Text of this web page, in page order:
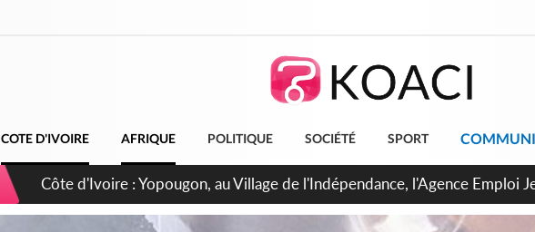
COTE D'IVOIRE AFRIQUE POLITIQUE SOCIÉTÉ SPORT
Côte d'Ivoire : CHU de Treichville, après la fronde, les agents contractuels
direction sur les arriérés du SMIG 2023